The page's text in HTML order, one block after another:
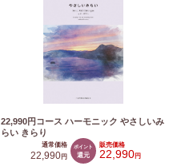
22,990円コース ハーモニック やさしいみ
らい きらり
通常価格
22,990円
販売価格
22,990円
ポイント
還元